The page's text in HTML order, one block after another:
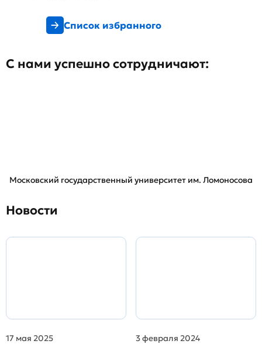
Список избранного
С нами успешно сотрудничают:
Московский государственный университет им. Ломоносова
Новости
17 мая 2025
3 февраля 2024